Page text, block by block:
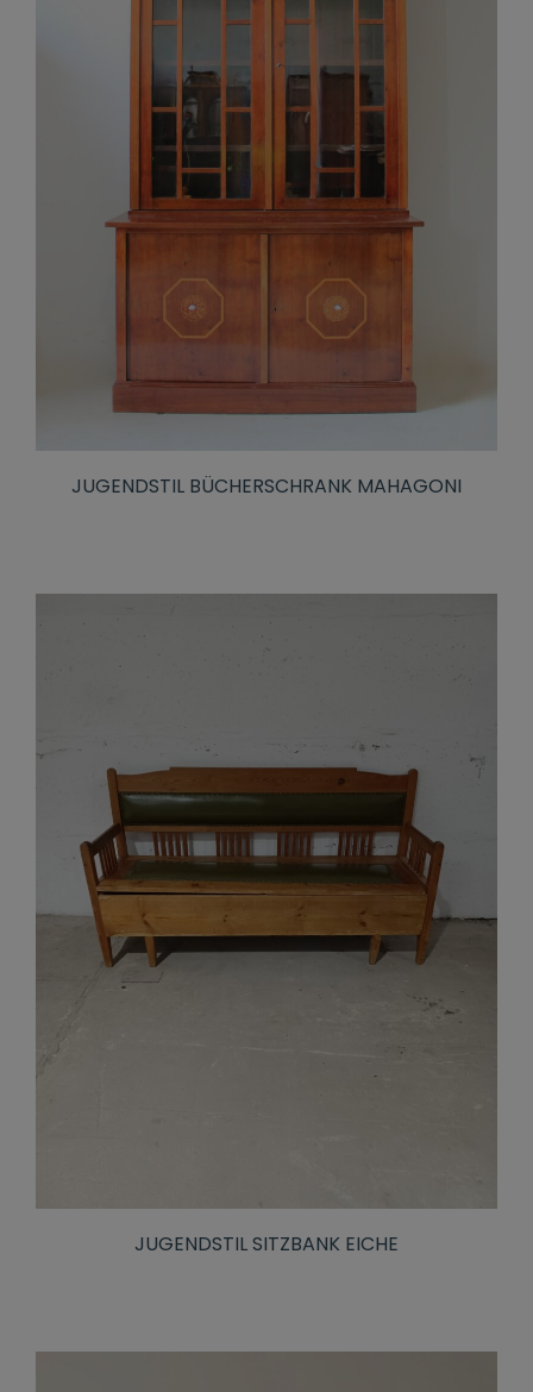
JUGENDSTIL BÜCHERSCHRANK MAHAGONI
JUGENDSTIL SITZBANK EICHE